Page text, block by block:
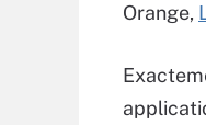
Orange,